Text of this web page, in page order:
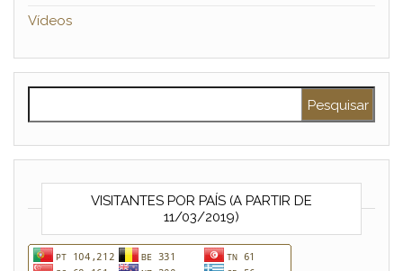
Vídeos
VISITANTES POR PAÍS (A PARTIR DE
11/03/2019)